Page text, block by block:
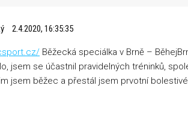
2.4.2020, 16:35:35
Běžecká speciálka v Brně –
jsem se účastnil pravidelných tréninků,
jsem běžec a přestál jsem prvotní